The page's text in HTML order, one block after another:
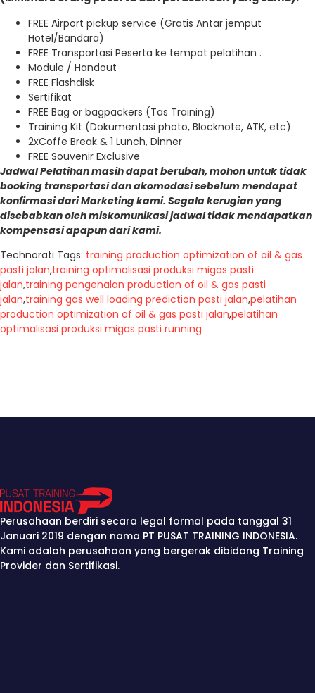
FREE Airport pickup service (Gratis Antar jemput
Hotel/Bandara)
FREE Transportasi Peserta ke tempat pelatihan .
Module / Handout
FREE Flashdisk
Sertifikat
FREE Bag or bagpackers (Tas Training)
Training Kit (Dokumentasi photo, Blocknote, ATK, etc)
2xCoffe Break & 1 Lunch, Dinner
FREE Souvenir Exclusive
Jadwal Pelatihan masih dapat berubah, mohon untuk tidak
booking transportasi dan akomodasi sebelum mendapat
konfirmasi dari Marketing kami. Segala kerugian yang
disebabkan oleh miskomunikasi jadwal tidak mendapatkan
kompensasi apapun dari kami.
Technorati Tags: training production optimization of oil & gas
pasti jalan,training optimalisasi produksi migas pasti
jalan,training pengenalan production of oil & gas pasti
jalan,training gas well loading prediction pasti jalan,pelatihan
production optimization of oil & gas pasti jalan,pelatihan
optimalisasi produksi migas pasti running
Perusahaan berdiri secara legal formal pada tanggal 31
Januari 2019 dengan nama PT PUSAT TRAINING INDONESIA.
Kami adalah perusahaan yang bergerak dibidang Training
Provider dan Sertifikasi.